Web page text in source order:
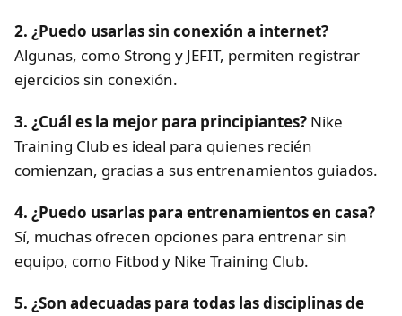
2. ¿Puedo usarlas sin conexión a internet?
Algunas, como Strong y JEFIT, permiten registrar
ejercicios sin conexión.
3. ¿Cuál es la mejor para principiantes? Nike
Training Club es ideal para quienes recién
comienzan, gracias a sus entrenamientos guiados.
4. ¿Puedo usarlas para entrenamientos en casa?
Sí, muchas ofrecen opciones para entrenar sin
equipo, como Fitbod y Nike Training Club.
5. ¿Son adecuadas para todas las disciplinas de